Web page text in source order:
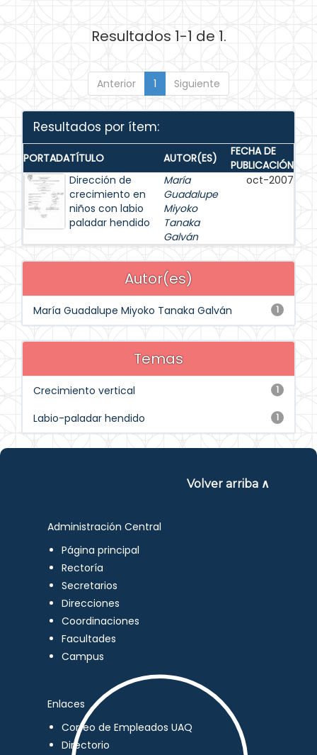
Resultados 1-1 de 1.
Anterior 1 Siguiente
Resultados por ítem:
PORTADATÍTULO AUTOR(ES)
FECHA DE
PUBLICACIÓN
Dirección de
crecimiento en
niños con labio
paladar hendido
María
Guadalupe
Miyoko
Tanaka
Galván
oct-2007
Autor(es)
1
María Guadalupe Miyoko Tanaka Galván
Temas
1
Crecimiento vertical
1
Labio-paladar hendido
Volver arriba ∧
Administración Central
Página principal
Rectoría
Secretarios
Direcciones
Coordinaciones
Facultades
Campus
Enlaces
Correo de Empleados UAQ
Directorio